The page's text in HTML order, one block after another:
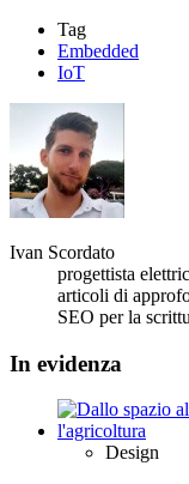
Tag
Embedded
IoT
Ivan Scordato
progettista
articoli di
SEO per la
In evidenza
Design